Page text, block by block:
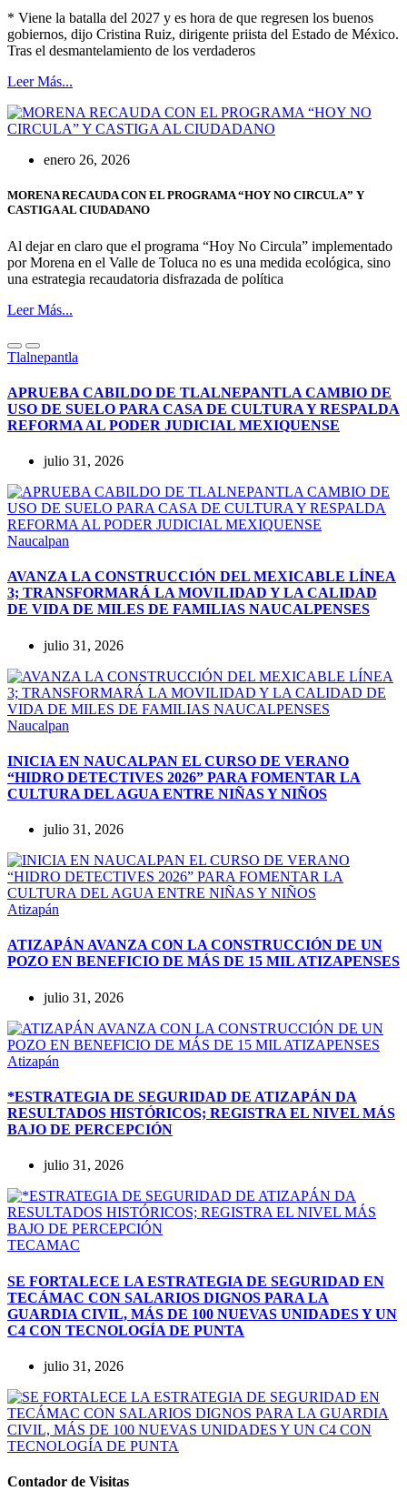
* Viene la batalla del 2027 y es hora de que regresen los buenos
gobiernos, dijo Cristina Ruiz, dirigente priista del Estado de México.
Tras el desmantelamiento de los verdaderos
Leer Más...
enero 26, 2026
MORENA RECAUDA CON EL PROGRAMA “HOY NO CIRCULA” Y
CASTIGA AL CIUDADANO
Al dejar en claro que el programa “Hoy No Circula” implementado
por Morena en el Valle de Toluca no es una medida ecológica, sino
una estrategia recaudatoria disfrazada de política
Leer Más...
Tlalnepantla
APRUEBA CABILDO DE TLALNEPANTLA CAMBIO DE
USO DE SUELO PARA CASA DE CULTURA Y RESPALDA
REFORMA AL PODER JUDICIAL MEXIQUENSE
julio 31, 2026
Naucalpan
AVANZA LA CONSTRUCCIÓN DEL MEXICABLE LÍNEA
3; TRANSFORMARÁ LA MOVILIDAD Y LA CALIDAD
DE VIDA DE MILES DE FAMILIAS NAUCALPENSES
julio 31, 2026
Naucalpan
INICIA EN NAUCALPAN EL CURSO DE VERANO
“HIDRO DETECTIVES 2026” PARA FOMENTAR LA
CULTURA DEL AGUA ENTRE NIÑAS Y NIÑOS
julio 31, 2026
Atizapán
ATIZAPÁN AVANZA CON LA CONSTRUCCIÓN DE UN
POZO EN BENEFICIO DE MÁS DE 15 MIL ATIZAPENSES
julio 31, 2026
Atizapán
*ESTRATEGIA DE SEGURIDAD DE ATIZAPÁN DA
RESULTADOS HISTÓRICOS; REGISTRA EL NIVEL MÁS
BAJO DE PERCEPCIÓN
julio 31, 2026
TECAMAC
SE FORTALECE LA ESTRATEGIA DE SEGURIDAD EN
TECÁMAC CON SALARIOS DIGNOS PARA LA
GUARDIA CIVIL, MÁS DE 100 NUEVAS UNIDADES Y UN
C4 CON TECNOLOGÍA DE PUNTA
julio 31, 2026
Contador de Visitas